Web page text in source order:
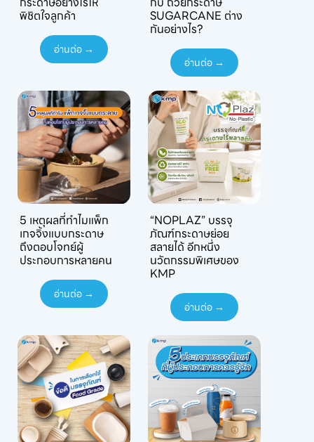
พิชิตใจลูกค้า
อ่านต่อ →
SUGARCANE ต่าง
กันอย่างไร?
อ่านต่อ →
5 เหตุผลที่ทำไมแพ็ก
เกจจิ้งแบบกระดาษ
ถึงตอบโจทย์ผู้
ประกอบการหลายคน
อ่านต่อ →
“NOPLAZ” บรรจุ
ภัณฑ์กระดาษย่อย
สลายได้ อีกหนึ่ง
นวัตกรรมพิเศษของ
KMP
อ่านต่อ →